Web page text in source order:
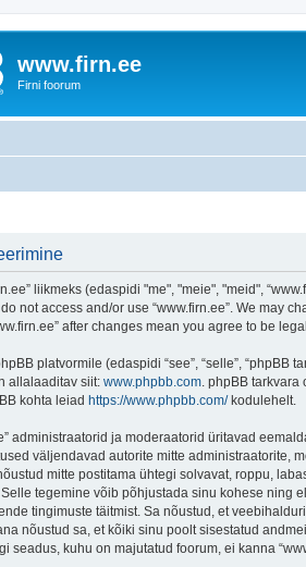
www.firn.ee
Firni foorum
liikmeks (edaspidi "me", "meie", "meid",
not access and/or use “www.firn.ee”. We may
after changes mean you agree to be
platvormile (edaspidi “see”, “selle”, “phpBB
allalaaditav siit: www.phpbb.com. phpBB tarkvara
kohta leiad https://www.phpbb.com/kodulehelt.
administraatorid ja moderaatorid üritavad
väljendavad autorite mitte administraatorite,
mitte postitama ühtegi solvavat, roppu,
tegemine võib põhjustada sinu kohese ning
tingimuste täitmist. Sa nõustud, et
nõustud sa, et kõiki sinu poolt sisestatud
seadus, kuhu on majutatud foorum, ei kanna